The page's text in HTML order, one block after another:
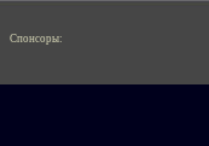
Спонсоры: